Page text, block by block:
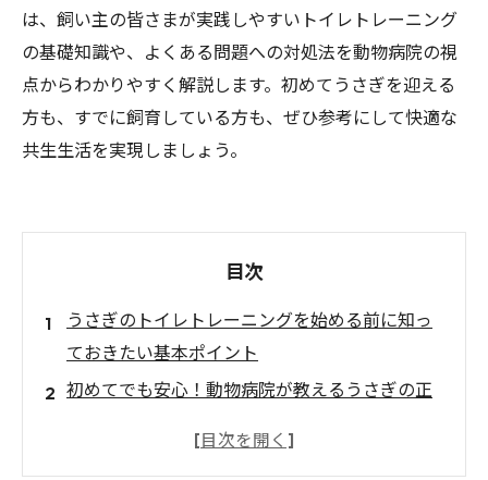
は、飼い主の皆さまが実践しやすいトイレトレーニング
の基礎知識や、よくある問題への対処法を動物病院の視
点からわかりやすく解説します。初めてうさぎを迎える
方も、すでに飼育している方も、ぜひ参考にして快適な
共生生活を実現しましょう。
目次
うさぎのトイレトレーニングを始める前に知っ
ておきたい基本ポイント
初めてでも安心！動物病院が教えるうさぎの正